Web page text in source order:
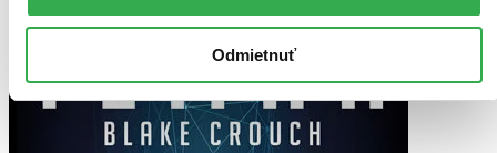
Odmietnuť